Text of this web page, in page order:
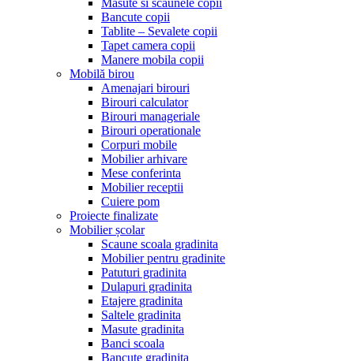
Masute si scaunele copii
Bancute copii
Tablite – Sevalete copii
Tapet camera copii
Manere mobila copii
Mobilă birou
Amenajari birouri
Birouri calculator
Birouri manageriale
Birouri operationale
Corpuri mobile
Mobilier arhivare
Mese conferinta
Mobilier receptii
Cuiere pom
Proiecte finalizate
Mobilier școlar
Scaune scoala gradinita
Mobilier pentru gradinite
Patuturi gradinita
Dulapuri gradinita
Etajere gradinita
Saltele gradinita
Masute gradinita
Banci scoala
Bancute gradinita